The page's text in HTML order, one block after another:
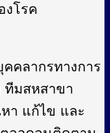
งโรค
คลากรทางการ
ทีมสหสาขา
า แก้ไข และ